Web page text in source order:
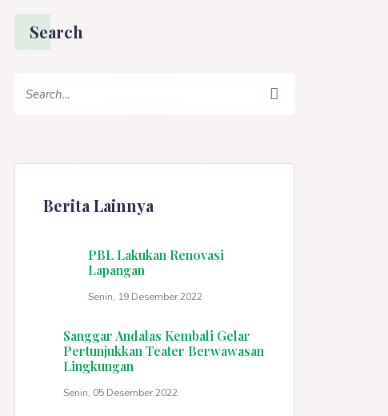
Search
Berita Lainnya
PBL Lakukan Renovasi
Lapangan
Senin, 19 Desember 2022
Sanggar Andalas Kembali Gelar
Pertunjukkan Teater Berwawasan
Lingkungan
Senin, 05 Desember 2022